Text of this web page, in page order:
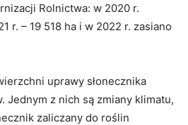
Rolnictwa: w 2020 r.
r. – 19 518 ha i w 2022 r. zasiano
uprawy słonecznika
Jednym z nich są zmiany klimatu,
zaliczany do roślin